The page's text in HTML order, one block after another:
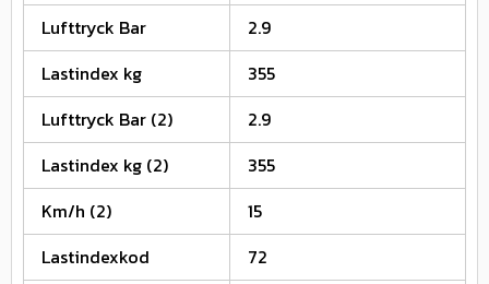
Lufttryck Bar
2.9
Lastindex kg
355
Lufttryck Bar (2)
2.9
Lastindex kg (2)
355
Km/h (2)
15
Lastindexkod
72